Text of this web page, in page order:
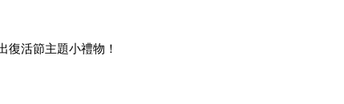
復活節主題小禮物！